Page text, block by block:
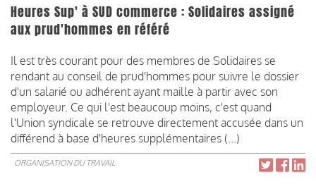
Heures Sup' à SUD commerce : Solidaires assigné
aux prud'hommes en référé
Il est très courant pour des membres de Solidaires se
rendant au conseil de prud'hommes pour suivre le dossier
d'un salarié ou adhérent ayant maille à partir avec son
employeur. Ce qui l'est beaucoup moins, c'est quand
l'Union syndicale se retrouve directement accusée dans un
différend à base d'heures supplémentaires (...)
ORGANISATION DU TRAVAIL